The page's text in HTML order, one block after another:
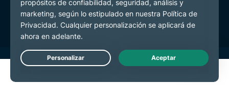
Preferencias de cookies
Live Chat